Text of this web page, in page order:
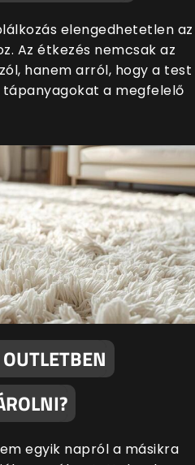
elengedhetetlen az
Az étkezés nemcsak az
hanem arról, hogy a test
tápanyagokat a megfelelő
egyik napról a másikra